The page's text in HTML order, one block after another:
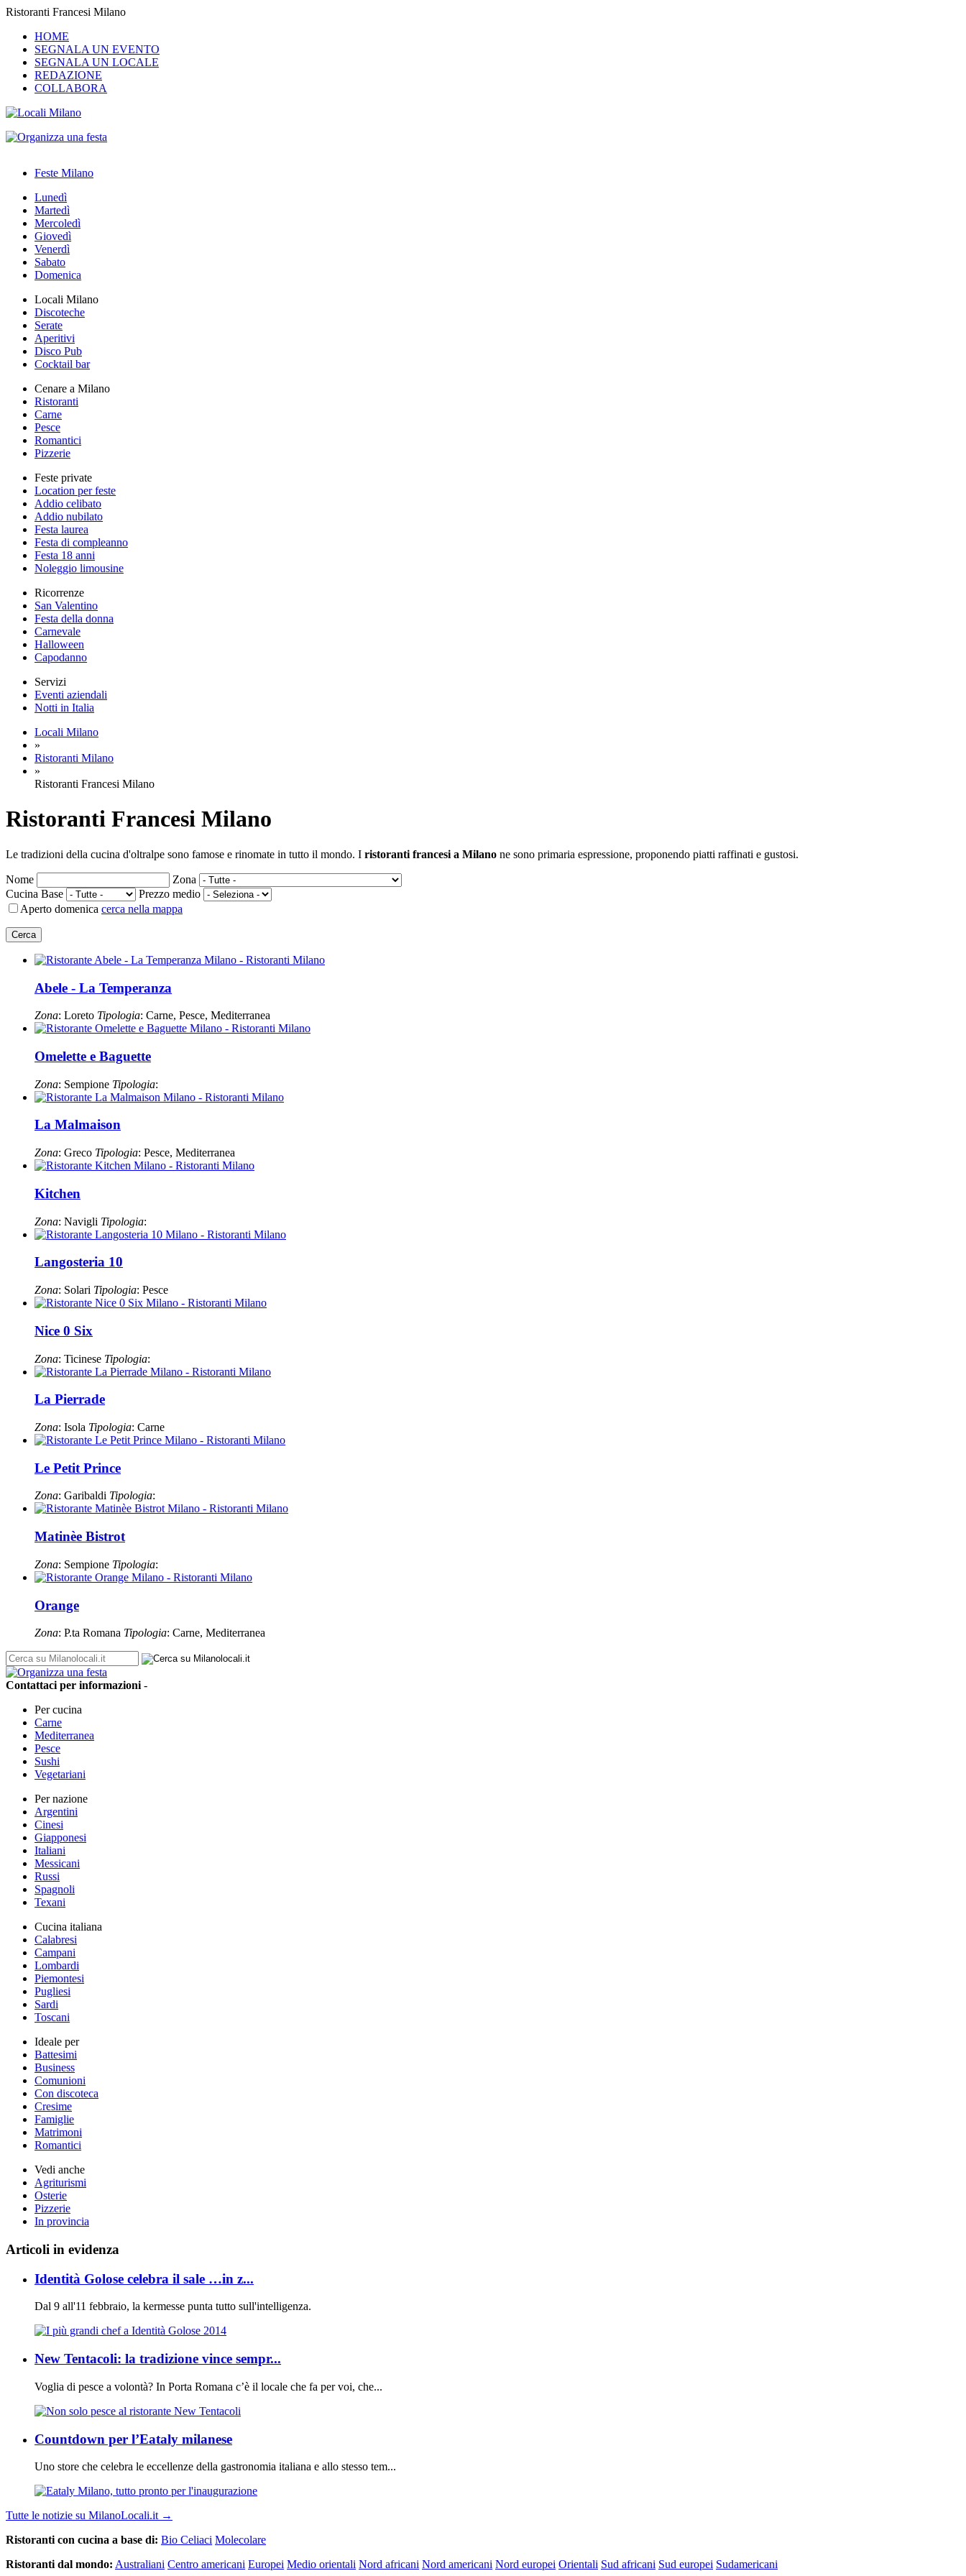
Ristoranti Francesi Milano
HOME
SEGNALA UN EVENTO
SEGNALA UN LOCALE
REDAZIONE
COLLABORA
Feste Milano
Lunedì
Martedì
Mercoledì
Giovedì
Venerdì
Sabato
Domenica
Locali Milano
Discoteche
Serate
Aperitivi
Disco Pub
Cocktail bar
Cenare a Milano
Ristoranti
Carne
Pesce
Romantici
Pizzerie
Feste private
Location per feste
Addio celibato
Addio nubilato
Festa laurea
Festa di compleanno
Festa 18 anni
Noleggio limousine
Ricorrenze
San Valentino
Festa della donna
Carnevale
Halloween
Capodanno
Servizi
Eventi aziendali
Notti in Italia
Locali Milano
»
Ristoranti Milano
»
Ristoranti Francesi Milano
Ristoranti Francesi Milano
Le tradizioni della cucina d'oltralpe sono famose e rinomate in tutto il mondo. I ristoranti francesi a Milano ne sono primaria espressione, proponendo piatti raffinati e gustosi.
Nome
Zona
Cucina Base
Prezzo medio
Aperto domenica cerca nella mappa
Abele - La Temperanza
Zona: Loreto Tipologia: Carne, Pesce, Mediterranea
Omelette e Baguette
Zona: Sempione Tipologia:
La Malmaison
Zona: Greco Tipologia: Pesce, Mediterranea
Kitchen
Zona: Navigli Tipologia:
Langosteria 10
Zona: Solari Tipologia: Pesce
Nice 0 Six
Zona: Ticinese Tipologia:
La Pierrade
Zona: Isola Tipologia: Carne
Le Petit Prince
Zona: Garibaldi Tipologia:
Matinèe Bistrot
Zona: Sempione Tipologia:
Orange
Zona: P.ta Romana Tipologia: Carne, Mediterranea
Contattaci per informazioni -
Per cucina
Carne
Mediterranea
Pesce
Sushi
Vegetariani
Per nazione
Argentini
Cinesi
Giapponesi
Italiani
Messicani
Russi
Spagnoli
Texani
Cucina italiana
Calabresi
Campani
Lombardi
Piemontesi
Pugliesi
Sardi
Toscani
Ideale per
Battesimi
Business
Comunioni
Con discoteca
Cresime
Famiglie
Matrimoni
Romantici
Vedi anche
Agriturismi
Osterie
Pizzerie
In provincia
Articoli in evidenza
Identità Golose celebra il sale …in z...
Dal 9 all'11 febbraio, la kermesse punta tutto sull'intelligenza.
New Tentacoli: la tradizione vince sempr...
Voglia di pesce a volontà? In Porta Romana c’è il locale che fa per voi, che...
Countdown per l’Eataly milanese
Uno store che celebra le eccellenze della gastronomia italiana e allo stesso tem...
Tutte le notizie su MilanoLocali.it →
Ristoranti con cucina a base di: Bio Celiaci Molecolare
Ristoranti dal mondo: Australiani Centro americani Europei Medio orientali Nord africani Nord americani Nord europei Orientali Sud africani Sud europei Sudamericani